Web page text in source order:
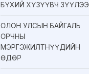
БҮХИЙ ХҮЗҮҮВЧ ЗҮҮЛЭЭ
ОЛОН УЛСЫН БАЙГАЛЬ
ОРЧНЫ
МЭРГЭЖИЛТНҮҮДИЙН
ӨДӨР